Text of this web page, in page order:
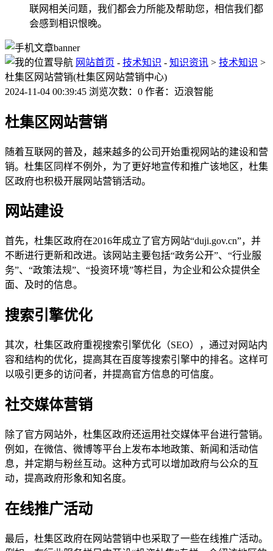
联网相关问题，我们都会力所能及帮助您，相信我们都
会感到相识恨晚。
网站首页 - 技术知识 - 知识资讯 > 技术知识 >
杜集区网站营销(杜集区网站营销中心)
2024-11-04 00:39:45 浏览次数：0 作者：迈浪智能
杜集区网站营销
随着互联网的普及，越来越多的公司开始重视网站的建设和营
销。杜集区同样不例外，为了更好地宣传和推广该地区，杜集
区政府也积极开展网站营销活动。
网站建设
首先，杜集区政府在2016年成立了官方网站“duji.gov.cn”，并
不断进行更新和改进。该网站主要包括“政务公开”、“行业服
务”、“政策法规”、“投资环境”等栏目，为企业和公众提供全
面、及时的信息。
搜索引擎优化
其次，杜集区政府重视搜索引擎优化（SEO），通过对网站内
容和结构的优化，提高其在百度等搜索引擎中的排名。这样可
以吸引更多的访问者，并提高官方信息的可信度。
社交媒体营销
除了官方网站外，杜集区政府还运用社交媒体平台进行营销。
例如，在微信、微博等平台上发布本地政策、新闻和活动信
息，并定期与粉丝互动。这种方式可以增加政府与公众的互
动，提高政府形象和知名度。
在线推广活动
最后，杜集区政府在网站营销中也采取了一些在线推广活动。